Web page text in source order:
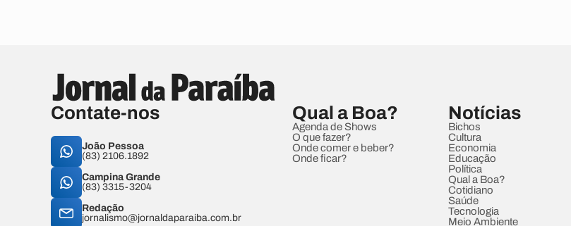
Contate-nos
João Pessoa
(83) 2106.1892
Campina Grande
(83) 3315-3204
Redação
jornalismo@jornaldaparaiba.com.br
Qual a Boa?
Agenda de Shows
O que fazer?
Onde comer e beber?
Onde ficar?
Notícias
Bichos
Cultura
Economia
Educação
Política
Qual a Boa?
Cotidiano
Saúde
Tecnologia
Meio Ambiente